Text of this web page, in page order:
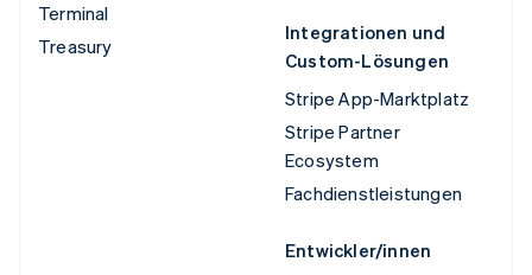
Terminal
Treasury
Integrationen und
Custom-Lösungen
Stripe App-Marktplatz
Stripe Partner
Ecosystem
Fachdienstleistungen
Entwickler/innen